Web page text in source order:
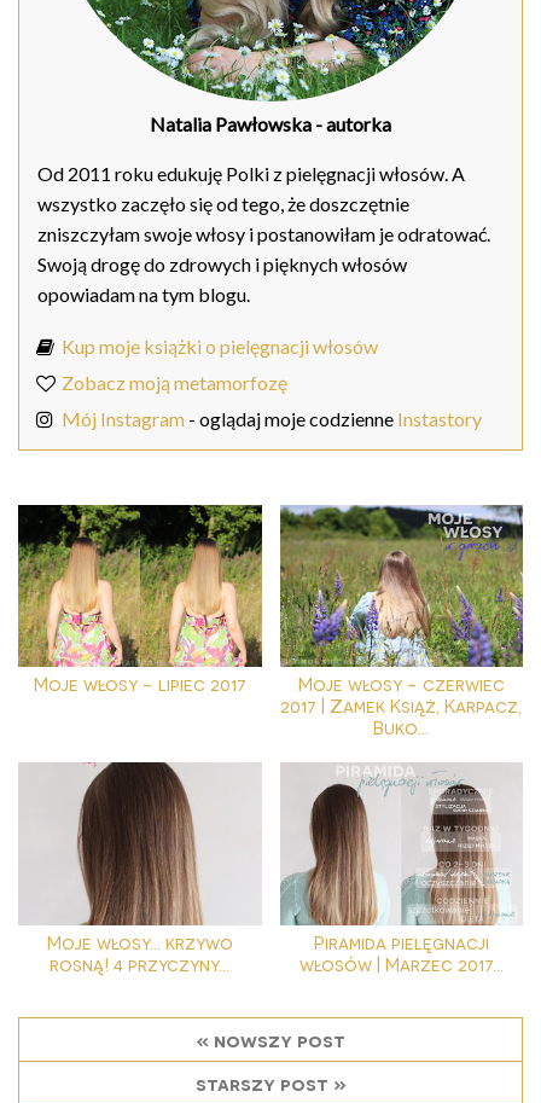
Natalia Pawłowska - autorka
Od 2011 roku edukuję Polki z pielęgnacji włosów. A
wszystko zaczęło się od tego, że doszczętnie
zniszczyłam swoje włosy i postanowiłam je odratować.
Swoją drogę do zdrowych i pięknych włosów
opowiadam na tym blogu.
Kup moje książki o pielęgnacji włosów
Zobacz moją metamorfozę
Mój Instagram - oglądaj moje codzienne Instastory
Moje włosy - lipiec 2017
Moje włosy - czerwiec
2017 | Zamek Książ, Karpacz,
Buko...
Moje włosy... krzywo
rosną! 4 przyczyny...
Piramida pielęgnacji
włosów | Marzec 2017...
« nowszy post
starszy post »